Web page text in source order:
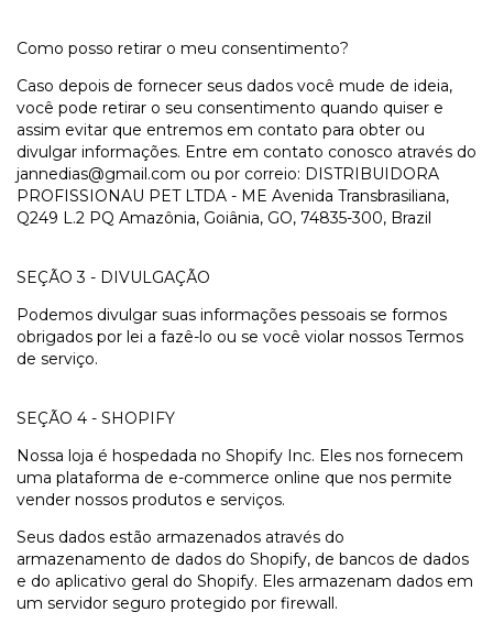
Como posso retirar o meu consentimento?
Caso depois de fornecer seus dados você mude de ideia,
você pode retirar o seu consentimento quando quiser e
assim evitar que entremos em contato para obter ou
divulgar informações. Entre em contato conosco através do
jannedias@gmail.com ou por correio: DISTRIBUIDORA
PROFISSIONAU PET LTDA - ME Avenida Transbrasiliana,
Q249 L.2 PQ Amazônia, Goiânia, GO, 74835-300, Brazil
SEÇÃO 3 - DIVULGAÇÃO
Podemos divulgar suas informações pessoais se formos
obrigados por lei a fazê-lo ou se você violar nossos Termos
de serviço.
SEÇÃO 4 - SHOPIFY
Nossa loja é hospedada no Shopify Inc. Eles nos fornecem
uma plataforma de e-commerce online que nos permite
vender nossos produtos e serviços.
Seus dados estão armazenados através do
armazenamento de dados do Shopify, de bancos de dados
e do aplicativo geral do Shopify. Eles armazenam dados em
um servidor seguro protegido por firewall.